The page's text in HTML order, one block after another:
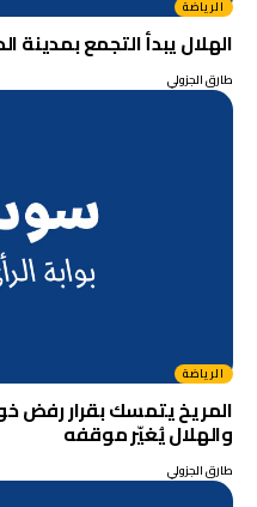
الرياضة
الهلال يبدأ التجمع بمدينة
طارق الجزولي
الرياضة
المريخ يتمسك بقرار
والهلال يُغيّر موقفه
طارق الجزولي